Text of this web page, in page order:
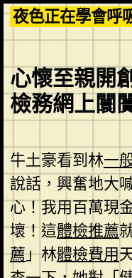
Skip
to
content
夜色正在學會呼
心懷至親開
檢務網上闤
牛土豪看到林一
說話，興奮地大
心！我用百萬現
壞！這體檢推薦
薦」林體檢費用